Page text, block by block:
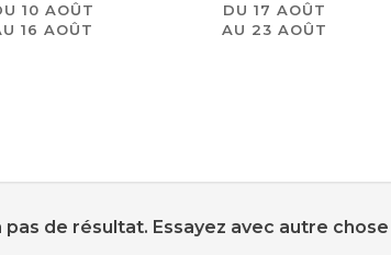
10 AOÛT
16 AOÛT
DU 17 AOÛT
AU 23 AOÛT
de résultat. Essayez avec autre chose